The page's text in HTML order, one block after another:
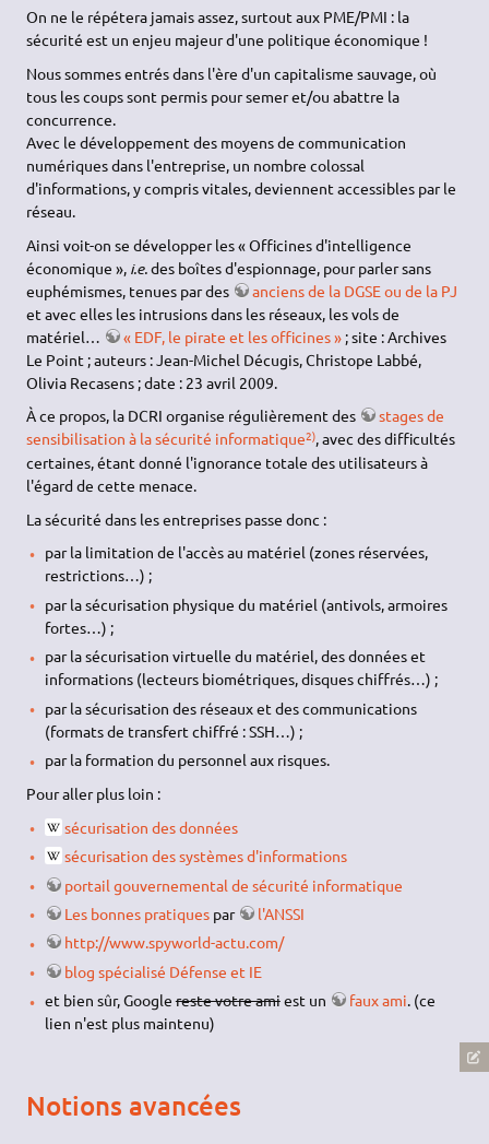
On ne le répétera jamais assez, surtout aux PME/PMI : la
sécurité est un enjeu majeur d'une politique économique !
Nous sommes entrés dans l'ère d'un capitalisme sauvage, où
tous les coups sont permis pour semer et/ou abattre la
concurrence.
Avec le développement des moyens de communication
numériques dans l'entreprise, un nombre colossal
d'informations, y compris vitales, deviennent accessibles par le
réseau.
Ainsi voit-on se développer les « Officines d'intelligence
économique », i.e.des boîtes d'espionnage, pour parler sans
euphémismes, tenues par des
anciens de la DGSE ou de la PJ
et avec elles les intrusions dans les réseaux, les vols de
matériel…
« EDF, le pirate et les officines » ; site : Archives
Le Point ; auteurs : Jean-Michel Décugis, Christope Labbé,
Olivia Recasens ; date : 23 avril 2009.
À ce propos, la DCRI organise régulièrement des
stages de
sensibilisation à la sécurité informatique2), avec des difficultés
certaines, étant donné l'ignorance totale des utilisateurs à
l'égard de cette menace.
La sécurité dans les entreprises passe donc :
par la limitation de l'accès au matériel (zones réservées,
restrictions…) ;
par la sécurisation physique du matériel (antivols, armoires
fortes…) ;
par la sécurisation virtuelle du matériel, des données et
informations (lecteurs biométriques, disques chiffrés…) ;
par la sécurisation des réseaux et des communications
(formats de transfert chiffré : SSH…) ;
par la formation du personnel aux risques.
Pour aller plus loin :
sécurisation des données
sécurisation des systèmes d'informations
portail gouvernemental de sécurité informatique
Les bonnes pratiquespar
l'ANSSI
http://www.spyworld-actu.com/
blog spécialisé Défense et IE
et bien sûr, Googlereste votre amiest un faux ami. (ce
lien n'est plus maintenu)
Notions avancées